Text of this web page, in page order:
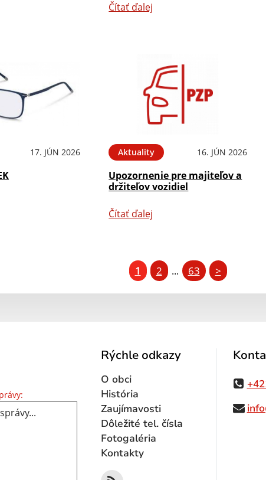
Čítať ďalej
17. JÚN 2026 Aktuality 16. JÚN 2026
Upozornenie pre majiteľov a
držiteľov vozidiel
Čítať ďalej
1 2 ... 63 >
Text vašej správy...
Rýchle odkazy
O obci
História
Zaujímavosti
Dôležité tel. čísla
Fotogaléria
Kontakty